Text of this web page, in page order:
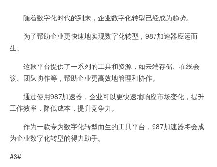
随着数字化时代的到来，企业数字化转型已经成为趋势。
为了帮助企业更快速地实现数字化转型，987加速器应运而
生。
这款平台提供了一系列的工具和资源，如云端存储、在线会
议、团队协作等，帮助企业更高效地管理和协作。
通过使用987加速器，企业可以更快速地响应市场变化，提升
工作效率，降低成本，提升竞争力。
作为一款专为数字化转型而生的工具平台，987加速器将会成
为企业数字化转型的得力助手。
#3#